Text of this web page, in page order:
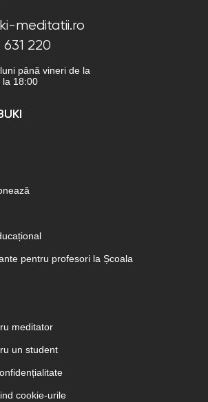
meditatii.ro
220
până vineri de la
la 18:00
pentru profesori la Școala
meditator
un student
cookie-urile